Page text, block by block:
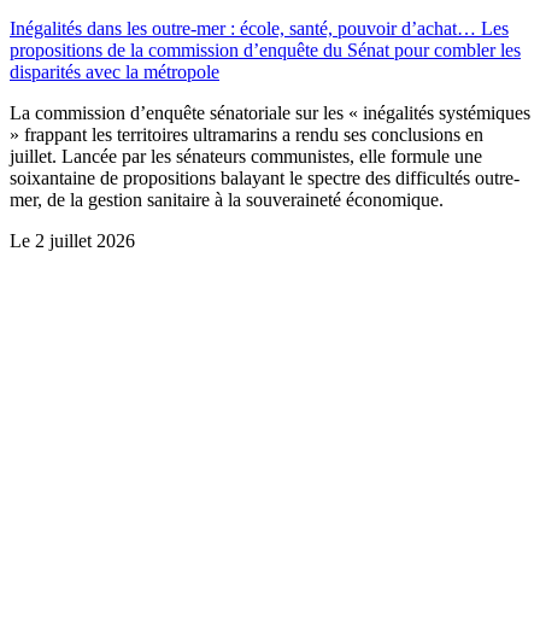
Inégalités dans les outre-mer : école, santé, pouvoir d’achat… Les
propositions de la commission d’enquête du Sénat pour combler les
disparités avec la métropole
La commission d’enquête sénatoriale sur les « inégalités systémiques
» frappant les territoires ultramarins a rendu ses conclusions en
juillet. Lancée par les sénateurs communistes, elle formule une
soixantaine de propositions balayant le spectre des difficultés outre-
mer, de la gestion sanitaire à la souveraineté économique.
Le 2 juillet 2026